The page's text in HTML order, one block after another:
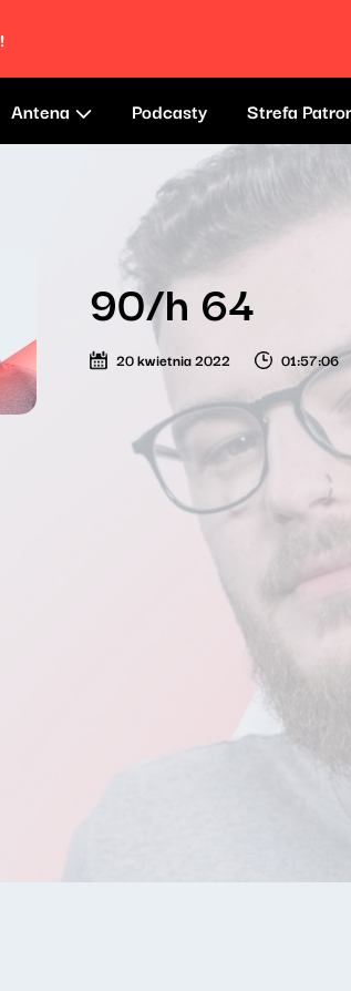
Antena Podcasty Strefa
90/h 64
20 kwietnia 2022 01:57:06